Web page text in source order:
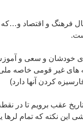
فرهنگ و اقتصاد و…که
ی خودشان و سعی و
های غیر قومی خاصه
کردن آنها دارد)
تاریخ عقب برویم تا در
این نکته که تمام